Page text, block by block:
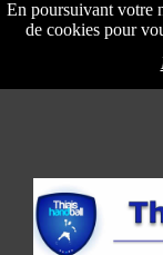
En poursuivant votre
de cookies pour